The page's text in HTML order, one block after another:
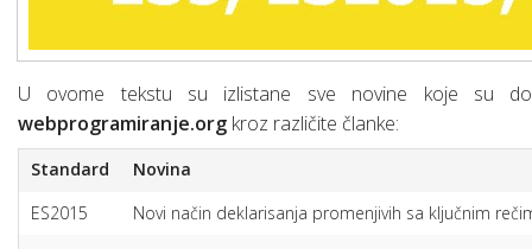
Mobilne aplikacije Razvoj mobilnih aplikacija
Hibridne mobilne aplikacije
Chrome DevTools
U ovome tekstu su izlistane sve novine koje su
webprogramiranje.org kroz različite članke:
Standard Novina
ES2015
Novi način deklarisanja promenjivih sa ključnim